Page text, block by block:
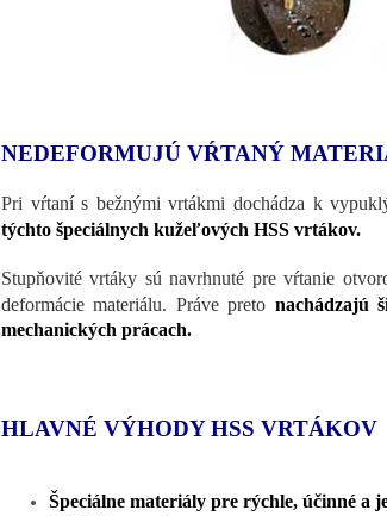
NEDEFORMUJÚ VŔTANÝ
Pri vŕtaní s bežnými vrtákmi dochádza k
týchto špeciálnych kužeľových HSS vrtákov.
Stupňovité vrtáky sú navrhnuté pre vŕtanie
deformácie materiálu. Práve preto nachádzajú
mechanických prácach.
HLAVNÉ VÝHODY HSS VRTÁKOV
Špeciálne materiály pre rýchle, účinné a